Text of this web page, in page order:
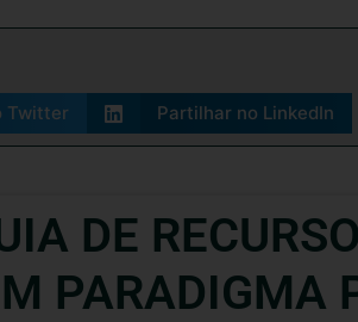
Twitter Partilhar no LinkedIn
DE
PARADIGMA